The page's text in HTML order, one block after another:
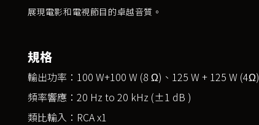
展現電影和電視節目的卓越音質。
規格
輸出功率：100 W+100 W (8 Ω)、125 W + 125 W (4Ω)
頻率響應：20 Hz to 20 kHz (±1 dB )
類比輸入：RCA x1